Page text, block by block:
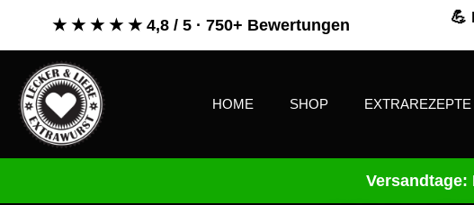
★ ★ ★ ★ ★ 4,8 / 5 · 750+ Bewertungen
💪
HOME SHOP EXTRAREZEPTE
Versandtage: